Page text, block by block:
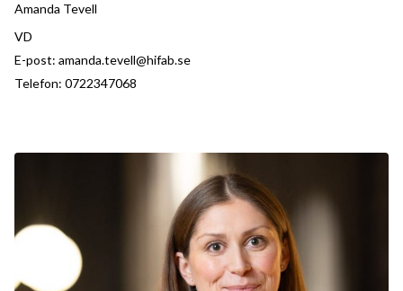
Amanda Tevell
VD
E-post: amanda.tevell@hifab.se
Telefon: 0722347068